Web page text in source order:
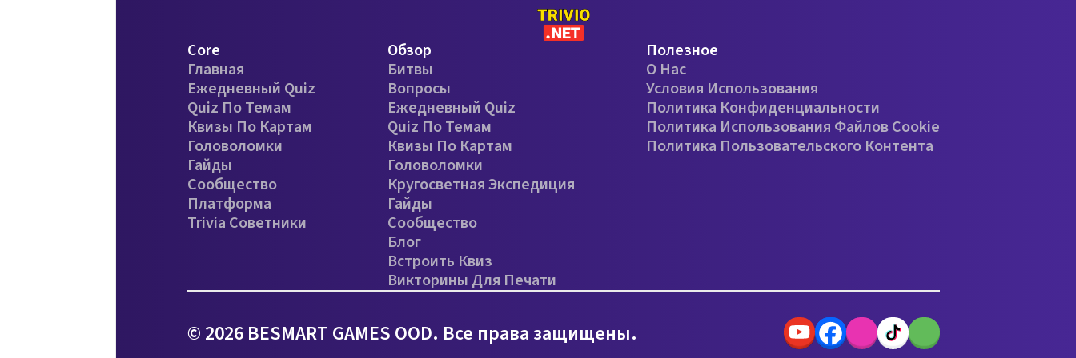
Core
Главная
Ежедневный Quiz
Quiz По Темам
Квизы По Картам
Головоломки
Гайды
Сообщество
Платформа
Trivia Советники
Обзор
Битвы
Вопросы
Ежедневный Quiz
Quiz По Темам
Квизы По Картам
Головоломки
Кругосветная Экспедиция
Гайды
Сообщество
Блог
Встроить Квиз
Викторины Для Печати
Полезное
О Нас
Условия Использования
Политика Конфиденциальности
Политика Использования Файлов Cookie
Политика Пользовательского Контента
© 2026 BESMART GAMES OOD. Все права защищены.